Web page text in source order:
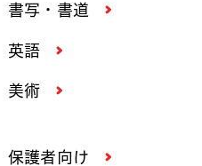
書写・書道
英語
美術
保護者向け